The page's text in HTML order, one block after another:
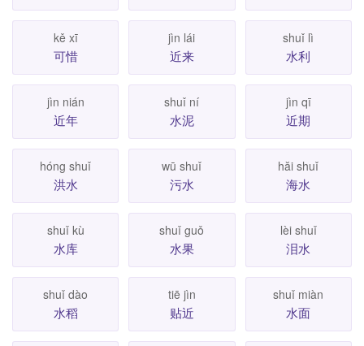
kě xī
可惜
jìn lái
近来
shuǐ lì
水利
jìn nián
近年
shuǐ ní
水泥
jìn qī
近期
hóng shuǐ
洪水
wū shuǐ
污水
hăi shuǐ
海水
shuǐ kù
水库
shuǐ guǒ
水果
lèi shuǐ
泪水
shuǐ dào
水稻
tiē jìn
贴近
shuǐ miàn
水面